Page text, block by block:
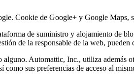
Cookie de Google+ y Google Maps,
de suministro y alojamiento de
de la responsable de la web,
Automattic, Inc., utiliza
sus preferencias de acceso al